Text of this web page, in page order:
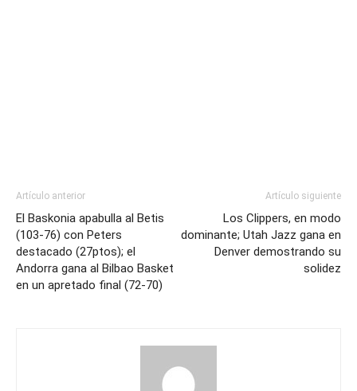
Artículo anterior
El Baskonia apabulla al Betis
(103-76) con Peters
destacado (27ptos); el
Andorra gana al Bilbao Basket
en un apretado final (72-70)
Artículo siguiente
Los Clippers, en modo
dominante; Utah Jazz gana en
Denver demostrando su
solidez